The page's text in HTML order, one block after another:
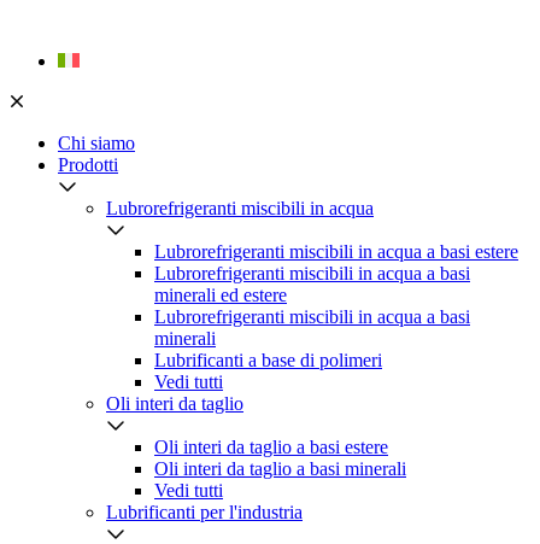
content
Chi siamo
Prodotti
Lubrorefrigeranti miscibili in acqua
Lubrorefrigeranti miscibili in acqua a basi estere
Lubrorefrigeranti miscibili in acqua a basi
minerali ed estere
Lubrorefrigeranti miscibili in acqua a basi
minerali
Lubrificanti a base di polimeri
Vedi tutti
Oli interi da taglio
Oli interi da taglio a basi estere
Oli interi da taglio a basi minerali
Vedi tutti
Lubrificanti per l'industria